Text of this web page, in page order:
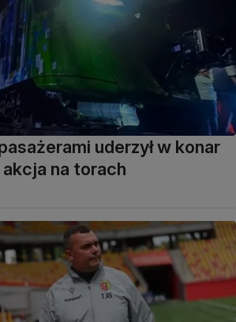
uderzył w konar
na torach